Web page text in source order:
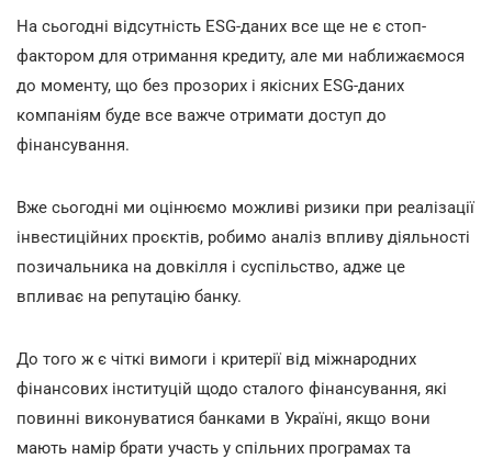
На сьогодні відсутність ESG-даних все ще не є стоп-
фактором для отримання кредиту, але ми наближаємося
до моменту, що без прозорих і якісних ESG-даних
компаніям буде все важче отримати доступ до
фінансування.
Вже сьогодні ми оцінюємо можливі ризики при реалізації
інвестиційних проєктів, робимо аналіз впливу діяльності
позичальника на довкілля і суспільство, адже це
впливає на репутацію банку.
До того ж є чіткі вимоги і критерії від міжнародних
фінансових інституцій щодо сталого фінансування, які
повинні виконуватися банками в Україні, якщо вони
мають намір брати участь у спільних програмах та